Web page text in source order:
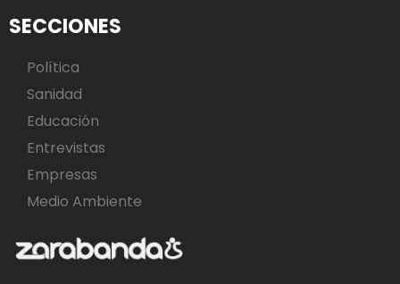
SECCIONES
Política
Sanidad
Educación
Entrevistas
Empresas
Medio Ambiente